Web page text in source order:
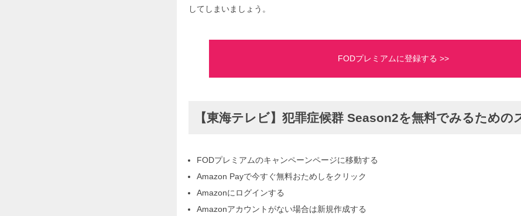
してしまいましょう。
FODプレミアムに登録する >>
【東海テレビ】犯罪症候群 Season2を無料でみるための
FODプレミアムのキャンペーンページに移動する
Amazon Payで今すぐ無料おためしをクリック
Amazonにログインする
Amazonアカウントがない場合は新規作成する